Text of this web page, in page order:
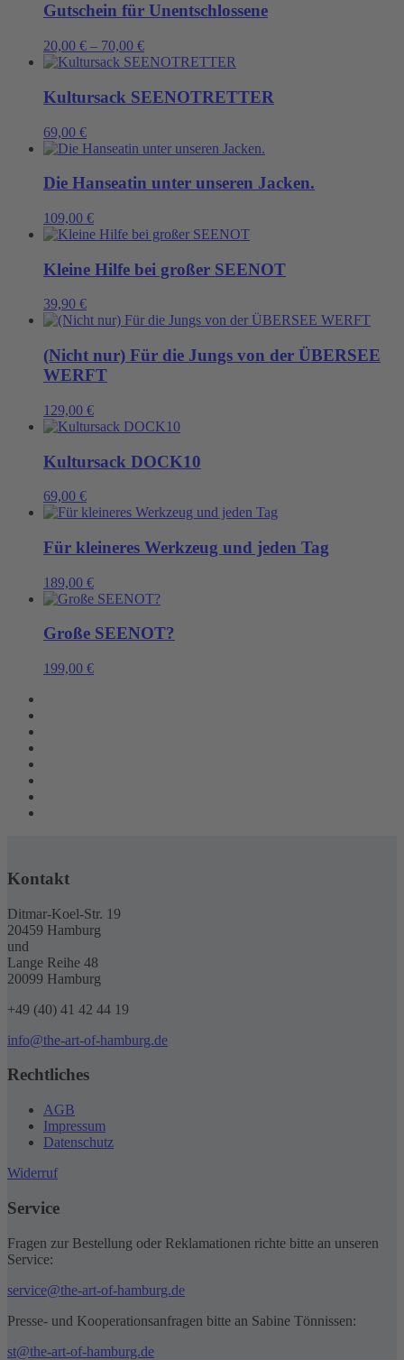
Gutschein für Unentschlossene
20,00 € – 70,00 €
Kultursack SEENOTRETTER
69,00 €
Die Hanseatin unter unseren Jacken.
109,00 €
Kleine Hilfe bei großer SEENOT
39,90 €
(Nicht nur) Für die Jungs von der ÜBERSEE
WERFT
129,00 €
Kultursack DOCK10
69,00 €
Für kleineres Werkzeug und jeden Tag
189,00 €
Große SEENOT?
199,00 €
Kontakt
Ditmar-Koel-Str. 19
20459 Hamburg
und
Lange Reihe 48
20099 Hamburg
+49 (40) 41 42 44 19
info@the-art-of-hamburg.de
Rechtliches
AGB
Impressum
Datenschutz
Widerruf
Service
Fragen zur Bestellung oder Reklamationen richte bitte an unseren
Service:
service@the-art-of-hamburg.de
Presse- und Kooperationsanfragen bitte an Sabine Tönnissen:
st@the-art-of-hamburg.de